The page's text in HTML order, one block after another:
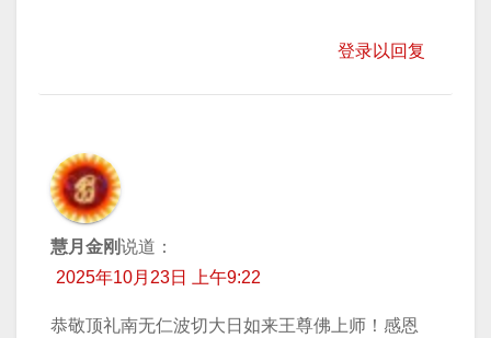
登录以回复
慧月金刚说道：
2025年10月23日 上午9:22
恭敬顶礼南无仁波切大日如来王尊佛上师！感恩